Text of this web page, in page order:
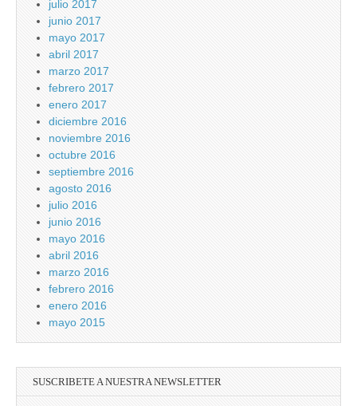
julio 2017
junio 2017
mayo 2017
abril 2017
marzo 2017
febrero 2017
enero 2017
diciembre 2016
noviembre 2016
octubre 2016
septiembre 2016
agosto 2016
julio 2016
junio 2016
mayo 2016
abril 2016
marzo 2016
febrero 2016
enero 2016
mayo 2015
SUSCRIBETE A NUESTRA NEWSLETTER